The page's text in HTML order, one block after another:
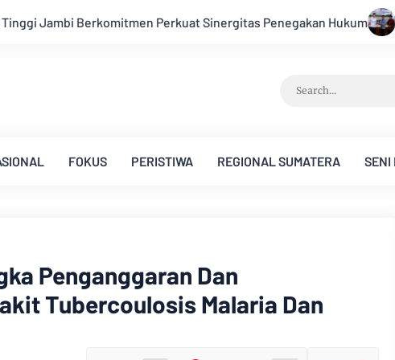
Penegakan Hukum Bupati Kabupaten Muarojambi Buka
FOKUS PERISTIWA REGIONAL SUMATERA SENI
Penganggaran Dan
Tubercoulosis Malaria Dan